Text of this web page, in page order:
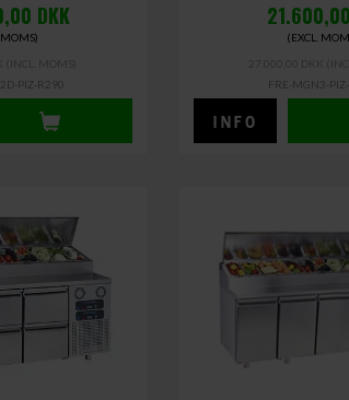
DKK
MOMS)
PIZ-R290
21.600,00
(EXCL.
FRE-MGN3-